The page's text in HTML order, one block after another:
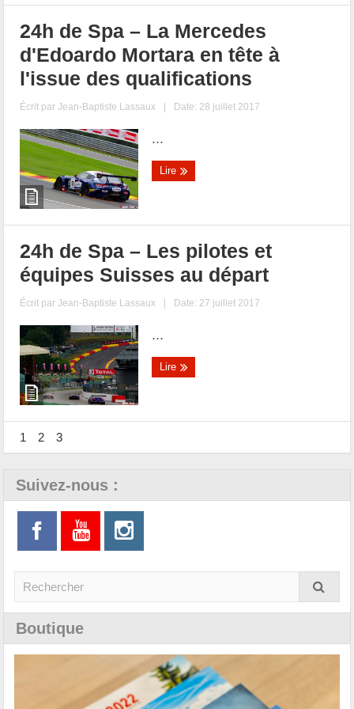
24h de Spa – La Mercedes
d'Edoardo Mortara en tête à
l'issue des qualifications
Écrit parJean-Baptiste Lassaux | Date: 28 juillet 2017
...
Lire
24h de Spa – Les pilotes et
équipes Suisses au départ
Écrit parJean-Baptiste Lassaux | Date: 27 juillet 2017
...
Lire
1 2 3
Suivez-nous :
Boutique